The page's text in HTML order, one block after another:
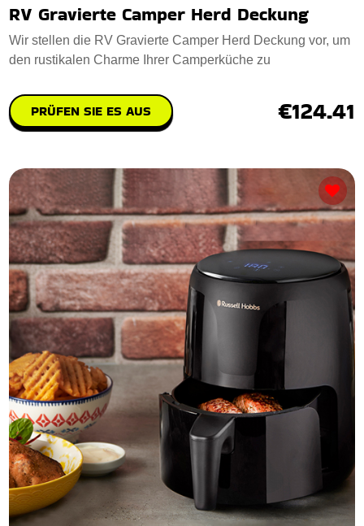
RV Gravierte Camper Herd Deckung
Wir stellen die RV Gravierte Camper Herd Deckung vor, um
den rustikalen Charme Ihrer Camperküche zu
PRÜFEN SIE ES AUS €124.41